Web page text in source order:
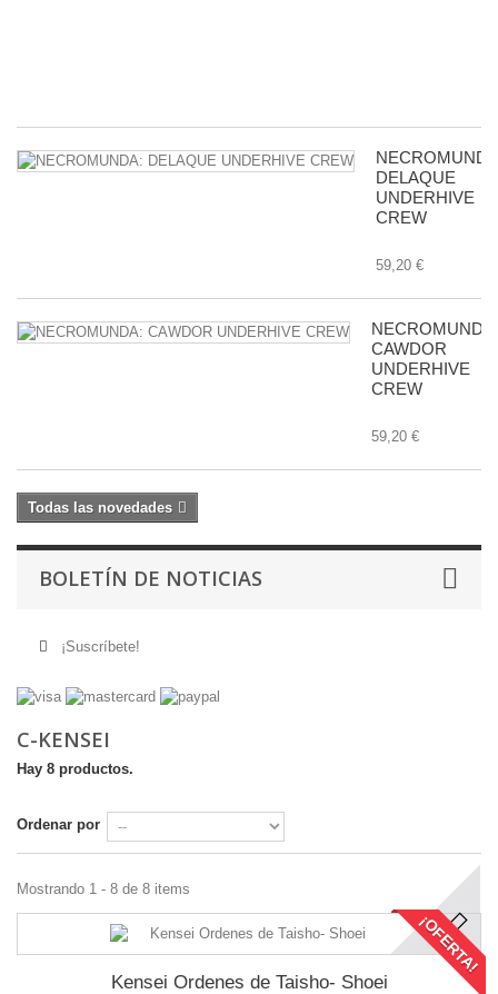
DELAQUE
UNDERHIVE
CREW
59,20 €
NECROMUNDA:
CAWDOR
UNDERHIVE
CREW
59,20 €
Todas las novedades
BOLETÍN DE NOTICIAS
¡Suscríbete!
C-KENSEI
Hay 8 productos.
Ordenar por
Mostrando 1 - 8 de 8 items
¡OFERTA!
Kensei Ordenes de Taisho- Shoei